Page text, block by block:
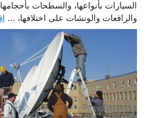
السيارات بأنواعها، والسطحات
والرافعات والونشات على اختلافها، ...